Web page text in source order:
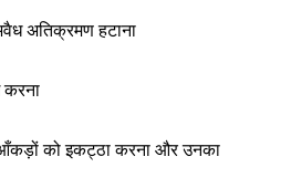
अतिक्रमण हटाना
करना
आँकड़ों को इकट्ठा करना और उनका